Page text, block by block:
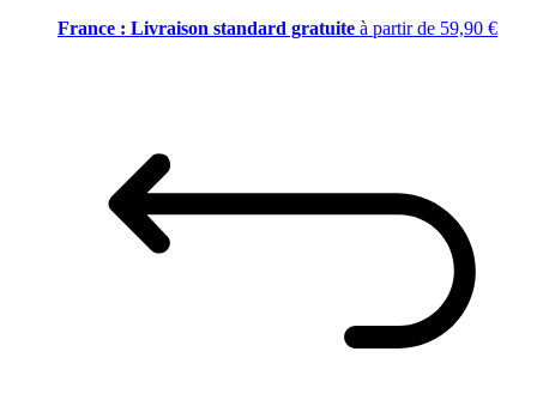
France : Livraison standard gratuite à partir de 59,90 €